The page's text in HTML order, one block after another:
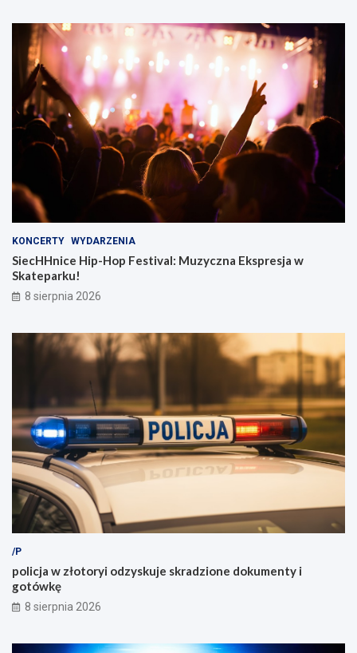
KONCERTY WYDARZENIA
SiecHHnice Hip-Hop Festival: Muzyczna Ekspresja w
Skateparku!
8 sierpnia 2026
/P
policja w złotoryi odzyskuje skradzione dokumenty i
gotówkę
8 sierpnia 2026